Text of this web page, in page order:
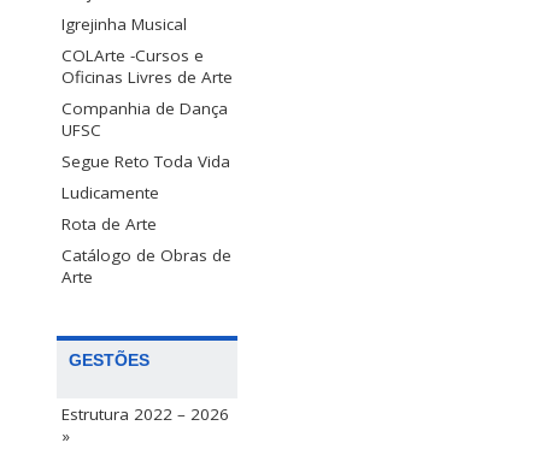
Igrejinha Musical
COLArte -Cursos e
Oficinas Livres de Arte
Companhia de Dança
UFSC
Segue Reto Toda Vida
Ludicamente
Rota de Arte
Catálogo de Obras de
Arte
GESTÕES
Estrutura 2022 – 2026
»